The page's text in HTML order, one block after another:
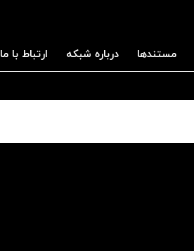
مستندها درباره شبکه ارتباط با ما